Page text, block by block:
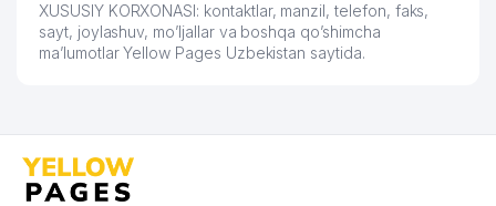
XUSUSIY KORXONASI: kontaktlar, manzil, telefon, faks,
sayt, joylashuv, mo’ljallar va boshqa qo’shimcha
ma’lumotlar Yellow Pages Uzbekistan saytida.